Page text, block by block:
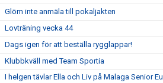
Glöm inte anmäla till pokaljakten
Lovträning vecka 44
Dags igen för att beställa rygglappar!
Klubbkväll med Team Sportia
I helgen tävlar Ella och Liv på Malaga Senior